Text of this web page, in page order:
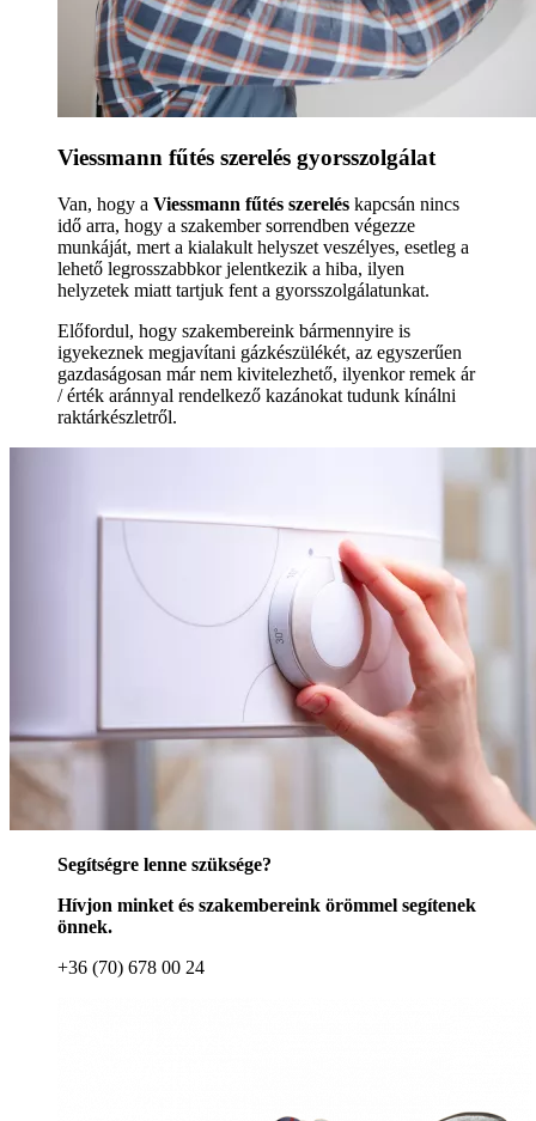
Viessmann fűtés szerelés gyorsszolgálat
Van, hogy a Viessmann fűtés szerelés kapcsán nincs
idő arra, hogy a szakember sorrendben végezze
munkáját, mert a kialakult helyszet veszélyes, esetleg a
lehető legrosszabbkor jelentkezik a hiba, ilyen
helyzetek miatt tartjuk fent a gyorsszolgálatunkat.
Előfordul, hogy szakembereink bármennyire is
igyekeznek megjavítani gázkészülékét, az egyszerűen
gazdaságosan már nem kivitelezhető, ilyenkor remek ár
/ érték aránnyal rendelkező kazánokat tudunk kínálni
raktárkészletről.
Segítségre lenne szüksége?
Hívjon minket és szakembereink örömmel segítenek
önnek.
+36 (70) 678 00 24